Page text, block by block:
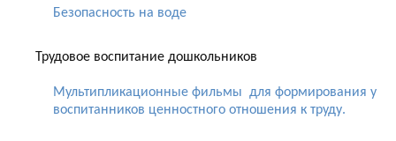
Безопасность на воде
Трудовое воспитание дошкольников
Мультипликационные фильмы для формирования у
воспитанников ценностного отношения к труду.